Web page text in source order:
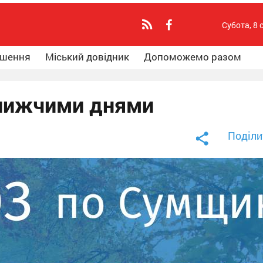
Субота, 8
Міський довідник Допоможемо разом
днями